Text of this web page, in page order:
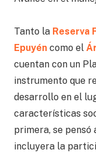
Tanto la Reserva
Epuyén como el
cuentan con un
instrumento que
desarrollo en el
características
primera, se pensó
incluyera la